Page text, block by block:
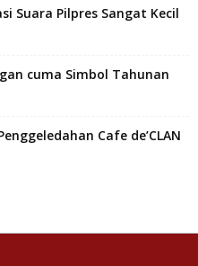
Suara Pilpres Sangat Kecil
cuma Simbol Tahunan
Cafe de’CLAN